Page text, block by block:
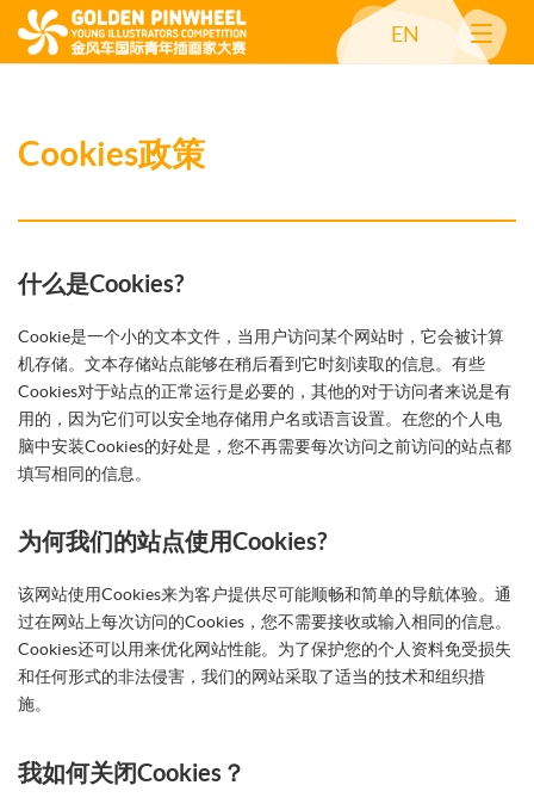
EN
Cookies政策
什么是Cookies?
Cookie是一个小的文本文件，当用户访问某个网站时，它会被计算
机存储。文本存储站点能够在稍后看到它时刻读取的信息。有些
Cookies对于站点的正常运行是必要的，其他的对于访问者来说是有
用的，因为它们可以安全地存储用户名或语言设置。在您的个人电
脑中安装Cookies的好处是，您不再需要每次访问之前访问的站点都
填写相同的信息。
为何我们的站点使用Cookies?
该网站使用Cookies来为客户提供尽可能顺畅和简单的导航体验。通
过在网站上每次访问的Cookies，您不需要接收或输入相同的信息。
Cookies还可以用来优化网站性能。为了保护您的个人资料免受损失
和任何形式的非法侵害，我们的网站采取了适当的技术和组织措
施。
我如何关闭Cookies？